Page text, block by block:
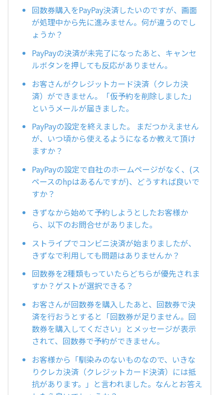
回数券購入をPayPay決済したいのですが、画面
が処理中から先に進みません。何が違うのでし
ょうか？
PayPayの決済が未完了になったあと、キャンセ
ルボタンを押しても反応がありません。
お客さんがクレジットカード決済（クレカ決
済）ができません。「仮予約を削除しました」
というメールが届きました。
PayPayの設定を終えました。 まだつかえません
が、いつ頃から使えるようになるか教えて頂け
ますか？
PayPayの設定で自社のホームページがなく、(ス
ペースのhpはあるんですが)、どうすれば良いで
すか？
きずなから始めて予約しようとしたお客様か
ら、以下のお問合せがありました。
ストライプでコンビニ決済が始まりましたが、
きずなで利用しても問題はありませんか？
回数券を2種類もっていたらどちらが優先されま
すか？ゲストが選択できる？
お客さんが回数券を購入したあと、回数券で決
済を行おうとすると「回数券が足りません。回
数券を購入してください」とメッセージが表示
されて、回数券で予約ができません。
お客様から「馴染みのないものなので、いきな
りクレカ決済（クレジットカード決済）には抵
抗があります。」と言われました。なんとお答え